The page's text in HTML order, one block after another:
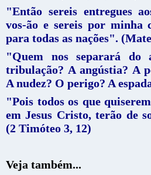
"Então sereis entregues
vos-ão e sereis por minha
para todas as nações".
"Quem nos separará
tribulação? A angústia? A
A nudez? O perigo? A
"Pois todos os que
em Jesus Cristo, terão de
(2 Timóteo 3, 12)
Veja também...